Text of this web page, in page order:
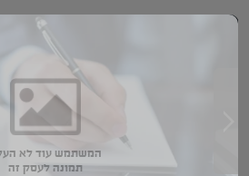
המשתמש עוד לא
תמונה לעסק זה